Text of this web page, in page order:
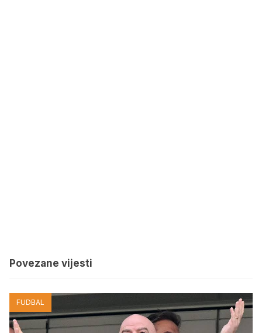
Povezane vijesti
FUDBAL